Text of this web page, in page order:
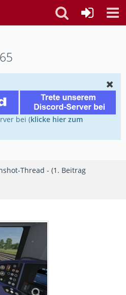
bei (klicke hier zum
Thread - (1. Beitrag